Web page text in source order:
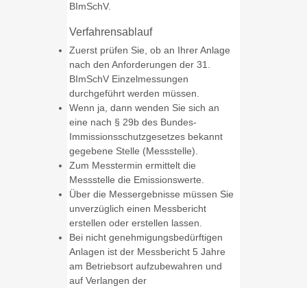
BImSchV.
Verfahrensablauf
Zuerst prüfen Sie, ob an Ihrer Anlage
nach den Anforderungen der 31.
BImSchV Einzelmessungen
durchgeführt werden müssen.
Wenn ja, dann wenden Sie sich an
eine nach § 29b des Bundes-
Immissionsschutzgesetzes bekannt
gegebene Stelle (Messstelle).
Zum Messtermin ermittelt die
Messstelle die Emissionswerte.
Über die Messergebnisse müssen Sie
unverzüglich einen Messbericht
erstellen oder erstellen lassen.
Bei nicht genehmigungsbedürftigen
Anlagen ist der Messbericht 5 Jahre
am Betriebsort aufzubewahren und
auf Verlangen der